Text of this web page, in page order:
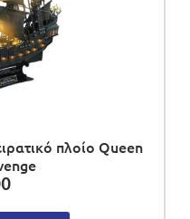
πλοίο Queen